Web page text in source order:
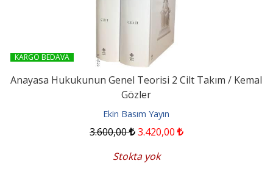
KARGO BEDAVA
Anayasa Hukukunun Genel Teorisi 2 Cilt Takım / Kemal
Gözler
Ekin Basım Yayın
3.600,00 3.420,00
Stokta yok